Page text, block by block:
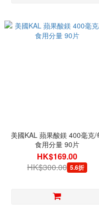
美國KAL 蘋果酸鎂 400毫克/
食用分量 90片
HK$169.00
HK$300.00 5.6折